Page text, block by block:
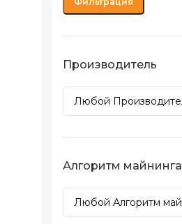
Производитель
Алгоритм майнинга